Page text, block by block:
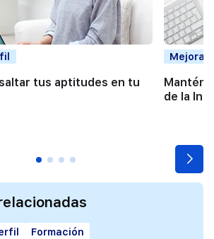
tus aptitudes en tu
Mejorar
Mantén
de la
Formación